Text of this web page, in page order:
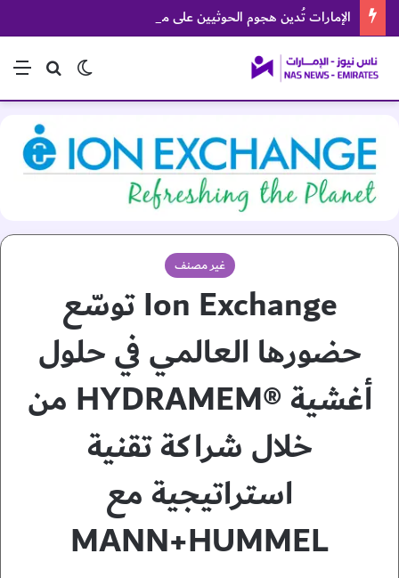
الإمارات تُدين هجوم الحوثيين على منطقة نجران السعودية
بحث عن
الوضع المظلم
غير مصنف
Ion Exchange توسّع
حضورها العالمي في حلول
أغشية ®HYDRAMEM من
خلال شراكة تقنية
استراتيجية مع
MANN+HUMMEL